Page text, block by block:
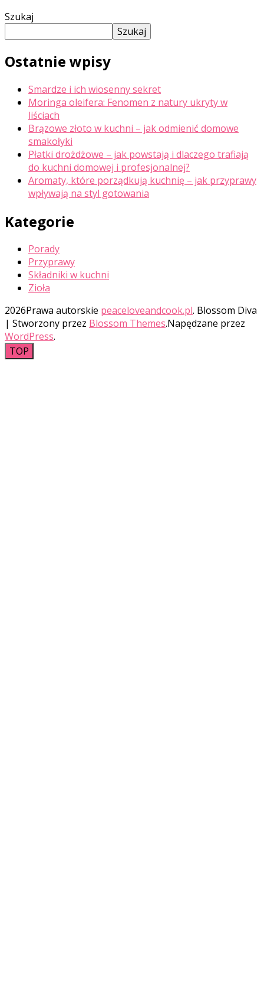
Szukaj
Szukaj
Ostatnie wpisy
Smardze i ich wiosenny sekret
Moringa oleifera: Fenomen z natury ukryty w
liściach
Brązowe złoto w kuchni – jak odmienić domowe
smakołyki
Płatki drożdżowe – jak powstają i dlaczego trafiają
do kuchni domowej i profesjonalnej?
Aromaty, które porządkują kuchnię – jak przyprawy
wpływają na styl gotowania
Kategorie
Porady
Przyprawy
Składniki w kuchni
Zioła
2026Prawa autorskie peaceloveandcook.pl. Blossom Diva
| Stworzony przez Blossom Themes.Napędzane przez
WordPress.
TOP